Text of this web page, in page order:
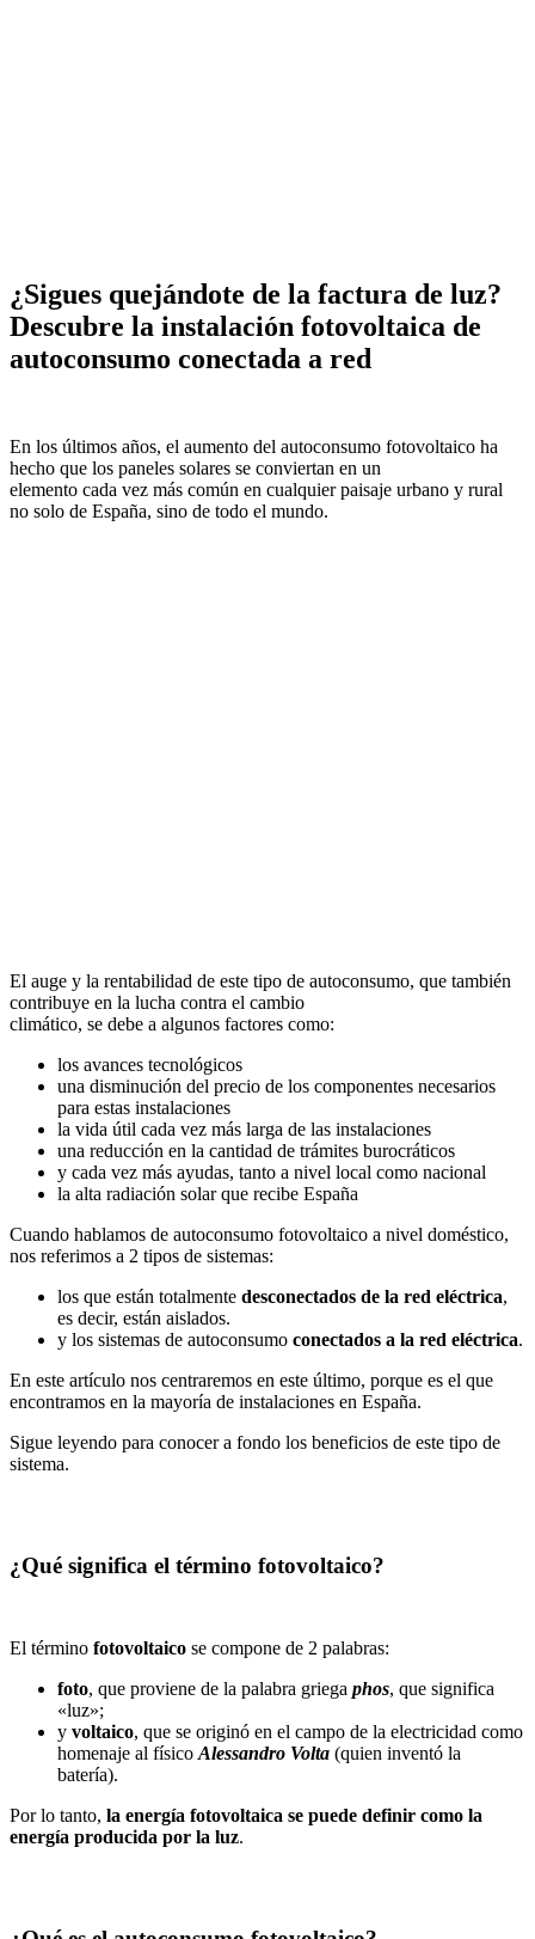
¿Sigues quejándote de la factura de luz?
Descubre la instalación fotovoltaica de
autoconsumo conectada a red
En los últimos años, el aumento del autoconsumo fotovoltaico ha
hecho que los paneles solares se conviertan en un
elemento cada vez más común en cualquier paisaje urbano y rural
no solo de España, sino de todo el mundo.
El auge y la rentabilidad de este tipo de autoconsumo, que también
contribuye en la lucha contra el cambio
climático, se debe a algunos factores como:
los avances tecnológicos
una disminución del precio de los componentes necesarios
para estas instalaciones
la vida útil cada vez más larga de las instalaciones
una reducción en la cantidad de trámites burocráticos
y cada vez más ayudas, tanto a nivel local como nacional
la alta radiación solar que recibe España
Cuando hablamos de autoconsumo fotovoltaico a nivel doméstico,
nos referimos a 2 tipos de sistemas:
los que están totalmente desconectados de la red eléctrica,
es decir, están aislados.
y los sistemas de autoconsumo conectados a la red eléctrica.
En este artículo nos centraremos en este último, porque es el que
encontramos en la mayoría de instalaciones en España.
Sigue leyendo para conocer a fondo los beneficios de este tipo de
sistema.
¿Qué significa el término fotovoltaico?
El término fotovoltaico se compone de 2 palabras:
foto, que proviene de la palabra griega phos, que significa
«luz»;
y voltaico, que se originó en el campo de la electricidad como
homenaje al físico Alessandro Volta (quien inventó la
batería).
Por lo tanto, la energía fotovoltaica se puede definir como la
energía producida por la luz.